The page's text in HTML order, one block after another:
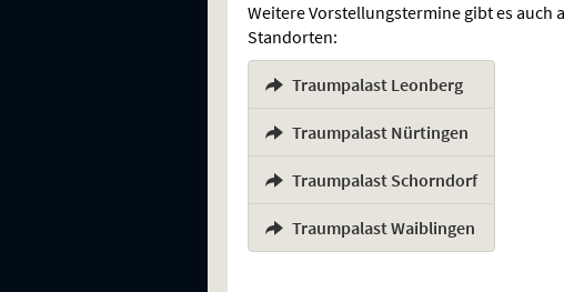
Weitere Vorstellungstermine gibt es auch
Standorten:
Traumpalast Leonberg
Traumpalast Nürtingen
Traumpalast Schorndorf
Traumpalast Waiblingen